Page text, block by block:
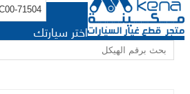
اختر سيارتك